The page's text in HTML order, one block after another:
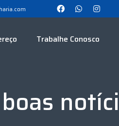
Trabalhe Conosco